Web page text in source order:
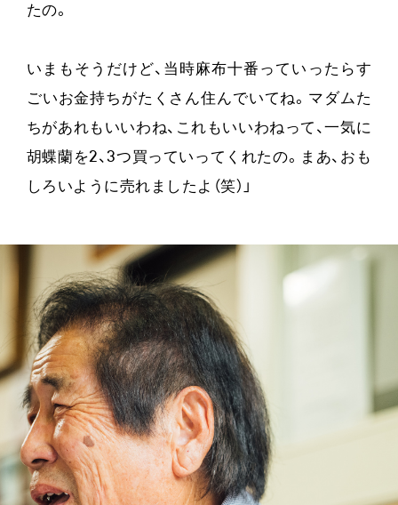
たの。
いまもそうだけど、当時麻布十番っていったらす
ごいお金持ちがたくさん住んでいてね。マダムた
ちがあれもいいわね、これもいいわねって、一気に
胡蝶蘭を2、3つ買っていってくれたの。まあ、おも
しろいように売れましたよ（笑）」